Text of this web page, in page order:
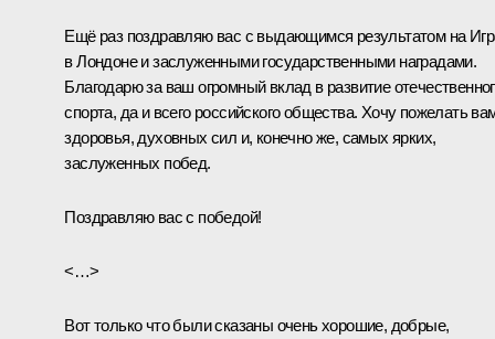
Ещё раз поздравляю вас с выдающимся результатом на
в Лондоне и заслуженными государственными наградами.
Благодарю за ваш огромный вклад в развитие
спорта, да и всего российского общества. Хочу пожелать
здоровья, духовных сил и, конечно же, самых ярких,
заслуженных побед.
Поздравляю вас с победой!
<…>
Вот только что были сказаны очень хорошие, добрые,